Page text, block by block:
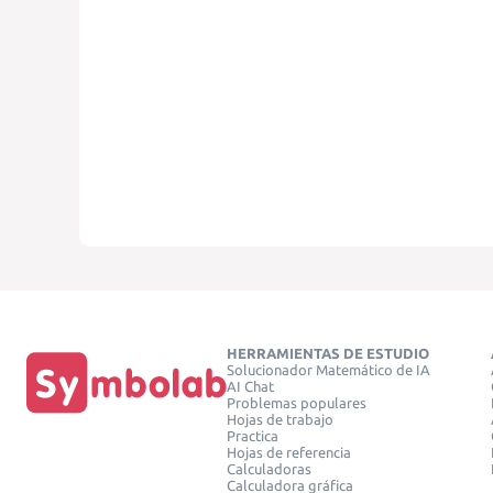
HERRAMIENTAS DE ESTUDIO
Solucionador Matemático de IA
AI Chat
Problemas populares
Hojas de trabajo
Practica
Hojas de referencia
Calculadoras
Calculadora gráfica